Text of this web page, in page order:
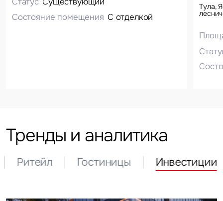
Состояние помещения С отделкой
Тула,
Тренды и аналитика
Ритейл Гостиницы Инвестиции